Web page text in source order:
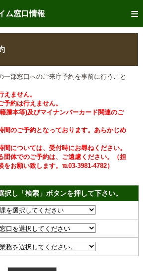
ム窓口情報
混雑状況
状況確認
一部窓口へのご来庁予約を事前に行うこと
ません。
約は行えません。
謄本等)及びマイナンバーカード関連のご
間のご予約となっております。あらかじめ
については、受付時にお尋ねください。
団体でのご予約は、ご遠慮ください。（担
をお願い致します。℡03-3981-4782）
択し「検索」ボタンを押して下さい。